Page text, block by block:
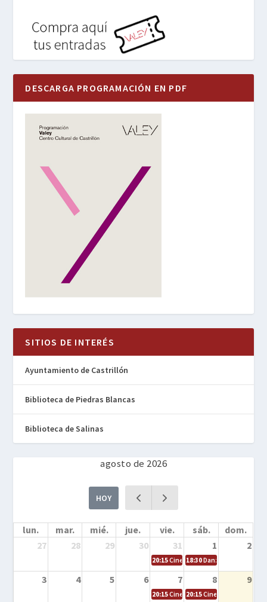
DESCARGA PROGRAMACIÓN EN PDF
SITIOS DE INTERÉS
Ayuntamiento de Castrillón
Biblioteca de Piedras Blancas
Biblioteca de Salinas
agosto de 2026
HOY
lun. mar. mié. jue. vie. sáb.
dom.
27
28 29 30 31 1 2
20:15Cine en la calle – Cómo
18:30Danza – Cita en el
3 4 5 6 7 8 9
20:15Cine en la calle – El niño y la
20:15Cine en la calle –